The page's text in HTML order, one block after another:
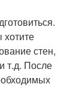
стен,
т.д. После